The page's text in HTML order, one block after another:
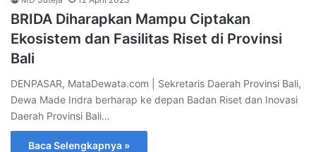
BRIDA Diharapkan Mampu Ciptakan
Ekosistem dan Fasilitas Riset di Provinsi
Bali
DENPASAR, MataDewata.com | Sekretaris Daerah Provinsi Bali,
Dewa Made Indra berharap ke depan Badan Riset dan Inovasi
Daerah Provinsi Bali…
Baca Selengkapnya »